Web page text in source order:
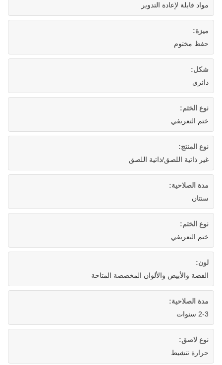
مواد قابلة لإعادة التدوير
ميزة:
حفظ مختوم
شكل:
دائري
نوع الختم:
ختم التعريفي
نوع المنتج:
غير ذاتية اللصق/ذاتية اللصق
مدة الصلاحية:
سنتان
نوع الختم:
ختم التعريفي
لون:
الفضة والأبيض والألوان المخصصة المتاحة
مدة الصلاحية:
2-3 سنوات
نوع لاصق:
حرارة تنشيط